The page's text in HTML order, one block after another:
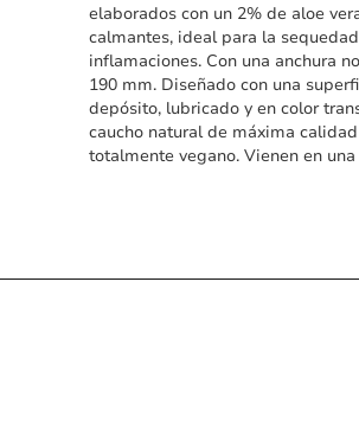
elaborados con un 2% de aloe
calmantes, ideal para la
inflamaciones. Con una anchura
190 mm. Diseñado con una
depósito, lubricado y en color
caucho natural de máxima
totalmente vegano. Vienen en